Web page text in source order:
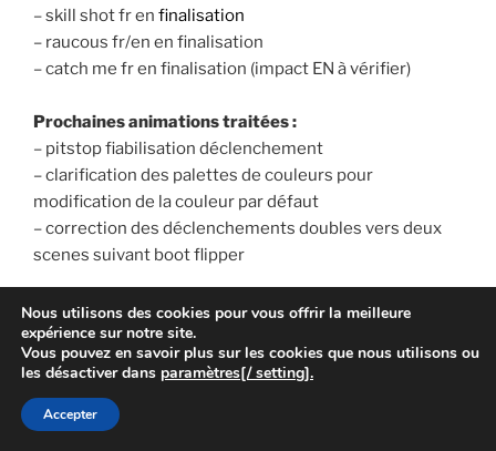
– skill shot fr en finalisation
– raucous fr/en en finalisation
– catch me fr en finalisation (impact EN à vérifier)
Prochaines animations traitées :
– pitstop fiabilisation déclenchement
– clarification des palettes de couleurs pour
modification de la couleur par défaut
– correction des déclenchements doubles vers deux
scenes suivant boot flipper
Colorisation de la scène Fuelie sous Pin2DMD
Avancement 100% :
– lancement OK
– transition : pas de transition connue
Nous utilisons des cookies pour vous offrir la meilleure
expérience sur notre site.
Vous pouvez en savoir plus sur les cookies que nous utilisons ou
les désactiver dans paramètres[/ setting].
Accepter